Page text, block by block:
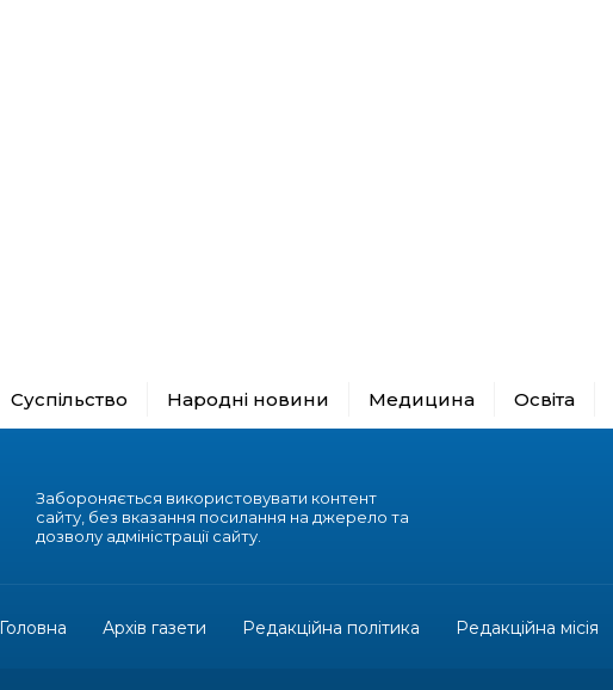
Суспільство Народні новини Медицина Освіта
Забороняється використовувати контент
сайту, без вказання посилання на джерело та
дозволу адміністрації сайту.
Головна Архів газети Редакційна політика Редакційна місія